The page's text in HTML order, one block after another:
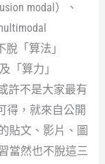
modal）、
「算法」
「算力」
許不是大家最有
得，就來自公開
貼文、影片、圖
當然也不脫這三